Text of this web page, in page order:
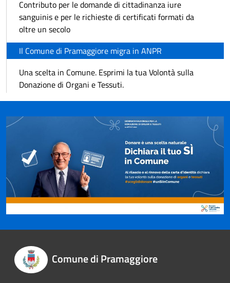
Contributo per le domande di cittadinanza iure
sanguinis e per le richieste di certificati formati da
oltre un secolo
Il Comune di Pramaggiore migra in ANPR
Una scelta in Comune. Esprimi la tua Volontà sulla
Donazione di Organi e Tessuti.
Comune di Pramaggiore